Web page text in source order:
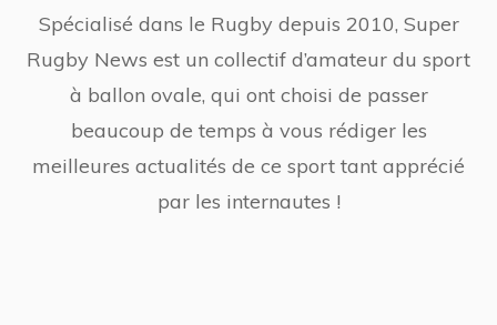
Spécialisé dans le Rugby depuis 2010, Super
Rugby News est un collectif d’amateur du sport
à ballon ovale, qui ont choisi de passer
beaucoup de temps à vous rédiger les
meilleures actualités de ce sport tant apprécié
par les internautes !